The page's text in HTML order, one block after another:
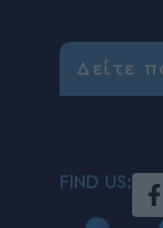
Δείτε
FIND US: